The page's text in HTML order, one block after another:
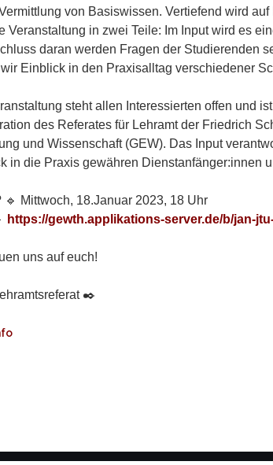
von Basiswissen. Vertiefend wird
Veranstaltung in zwei Teile: Im Input wird es
daran werden Fragen der Studierenden
Einblick in den Praxisalltag verschiedener
steht allen Interessierten offen und
des Referates für Lehramt der Friedrich
und Wissenschaft (GEW). Das Input
in die Praxis gewähren Dienstanfänger:innen
🔹 Mittwoch, 18.Januar 2023, 18 Uhr
https://gewth.applikations-server.de/b/jan-
uns auf euch!
✒️